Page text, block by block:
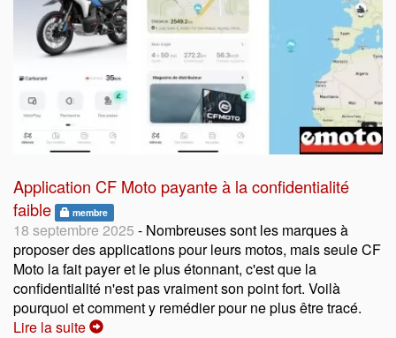
Application CF Moto payante à la confidentialité
faible
membre
18 septembre 2025 - Nombreuses sont les marques à
proposer des applications pour leurs motos, mais seule CF
Moto la fait payer et le plus étonnant, c'est que la
confidentialité n'est pas vraiment son point fort. Voilà
pourquoi et comment y remédier pour ne plus être tracé.
Lire la suite